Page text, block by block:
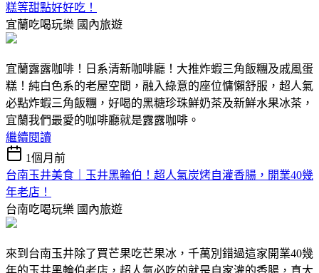
糕等甜點好好吃！
宜蘭吃喝玩樂 國內旅遊
宜蘭露露咖啡！日系清新咖啡廳！大推炸蝦三角飯糰及戚風蛋
糕！純白色系的老屋空間，融入綠意的座位慵懶舒服，超人氣
必點炸蝦三角飯糰，好喝的黑糖珍珠鮮奶茶及新鮮水果冰茶，
宜蘭我們最愛的咖啡廳就是露露咖啡。
繼續閱讀
1個月前
台南玉井美食｜玉井黑輪伯！超人氣炭烤自灌香腸，開業40幾
年老店！
台南吃喝玩樂 國內旅遊
來到台南玉井除了買芒果吃芒果冰，千萬別錯過這家開業40幾
年的玉井黑輪伯老店，超人氣必吃的就是自家灌的香腸，真大